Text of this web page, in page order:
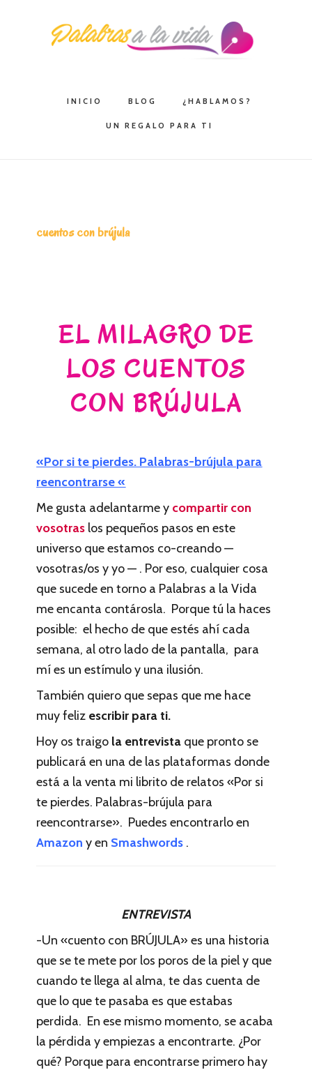
contenido
INICIO BLOG ¿HABLAMOS?
UN REGALO PARA TI
cuentos con brújula
EL MILAGRO DE
LOS CUENTOS
CON BRÚJULA
«Por si te pierdes. Palabras-brújula para
reencontrarse «
Me gusta adelantarme y compartir con
vosotras los pequeños pasos en este
universo que estamos co-creando —
vosotras/os y yo — . Por eso, cualquier cosa
que sucede en torno a Palabras a la Vida
me encanta contárosla. Porque tú la haces
posible: el hecho de que estés ahí cada
semana, al otro lado de la pantalla, para
mí es un estímulo y una ilusión.
También quiero que sepas que me hace
muy feliz escribir para ti.
Hoy os traigo la entrevista que pronto se
publicará en una de las plataformas donde
está a la venta mi librito de relatos «Por si
te pierdes. Palabras-brújula para
reencontrarse». Puedes encontrarlo en
Amazon y en Smashwords .
ENTREVISTA
-Un «cuento con BRÚJULA» es una historia
que se te mete por los poros de la piel y que
cuando te llega al alma, te das cuenta de
que lo que te pasaba es que estabas
perdida. En ese mismo momento, se acaba
la pérdida y empiezas a encontrarte. ¿Por
qué? Porque para encontrarse primero hay